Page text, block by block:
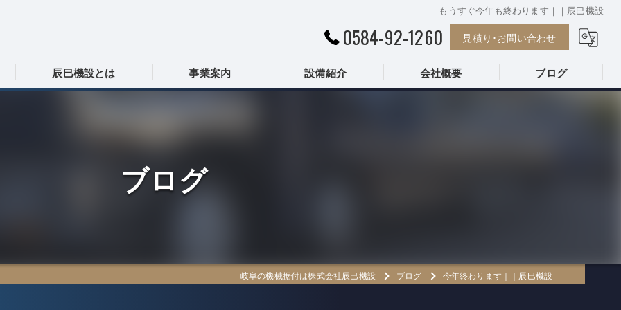
もうすぐ今年も終わります｜｜辰巳機設
0584-92-1260 見積り･お問い合わせ
辰巳機設とは
岐阜の機械据付･株式会社辰巳機設のお客様の声
事業案内 設備紹介 会社概要 ブログ
ブログ
岐阜の機械据付は株式会社辰巳機設 ブログ 今年終わります｜｜辰巳機設